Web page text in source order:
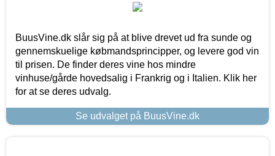
BuusVine.dk slår sig på at blive drevet ud fra sunde og
gennemskuelige købmandsprincipper, og levere god vin
til prisen. De finder deres vine hos mindre
vinhuse/gårde hovedsalig i Frankrig og i Italien. Klik her
for at se deres udvalg.
Se udvalget på BuusVine.dk